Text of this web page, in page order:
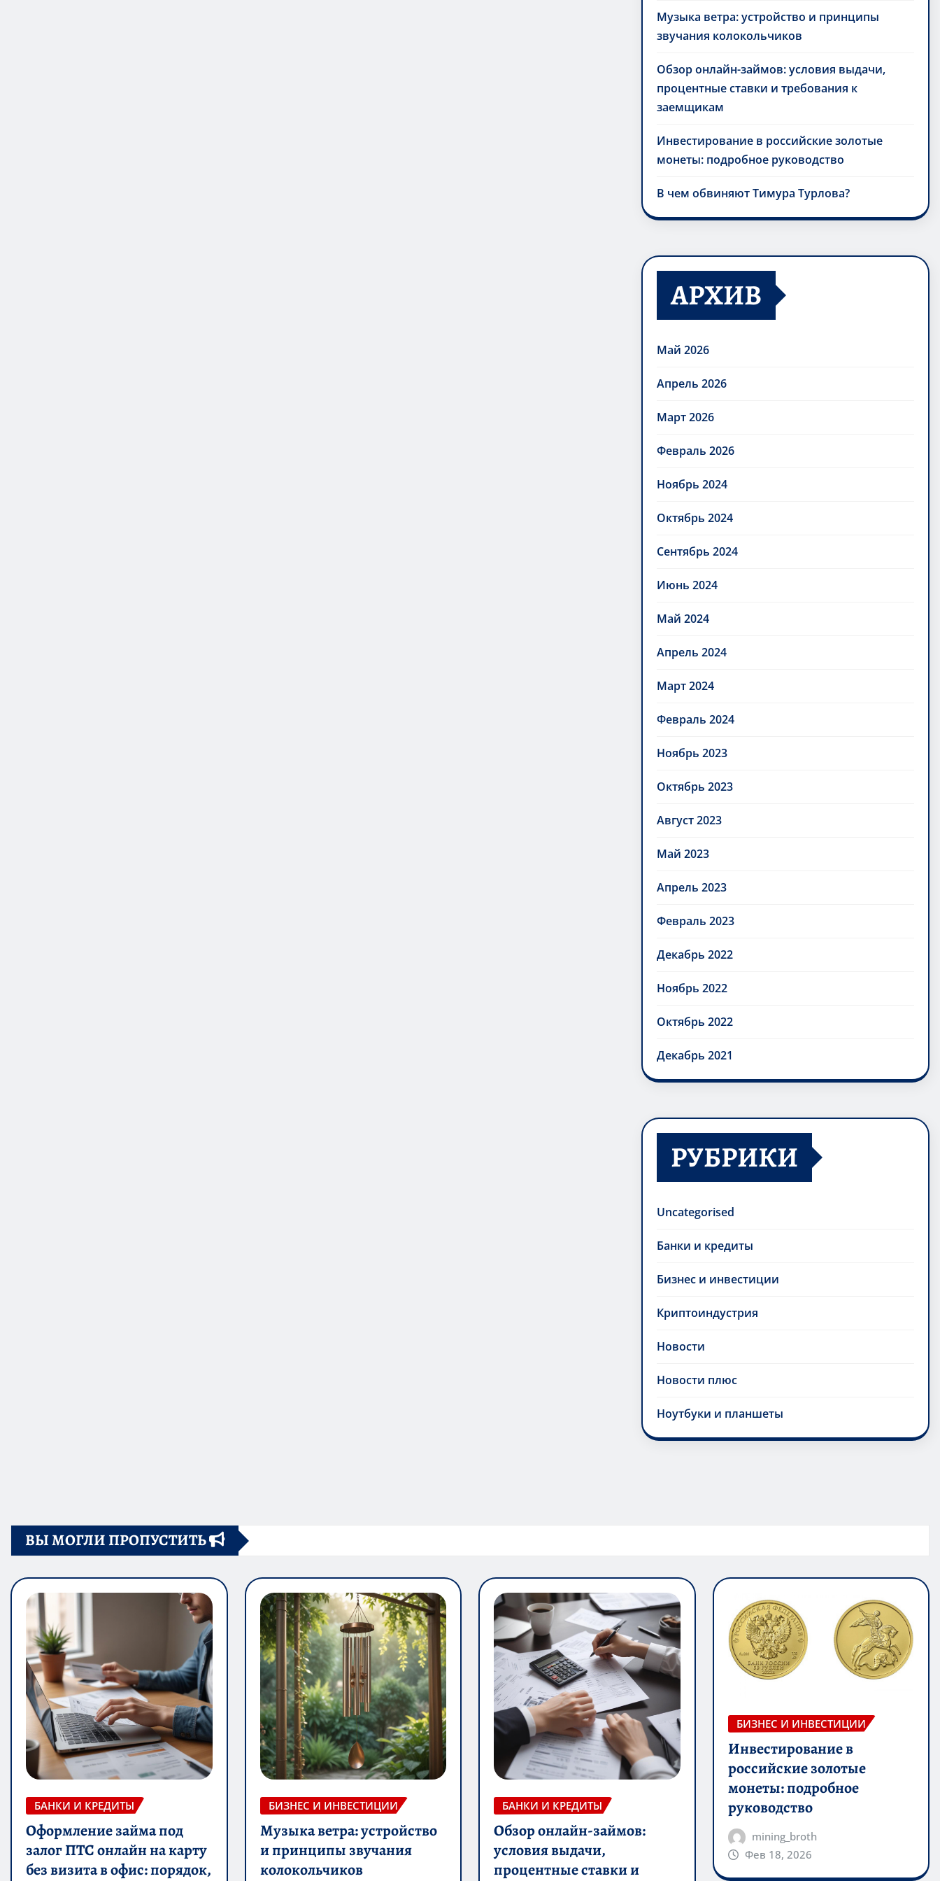
Музыка ветра: устройство и принципы
звучания колокольчиков
Обзор онлайн-займов: условия выдачи,
процентные ставки и требования к
заемщикам
Инвестирование в российские золотые
монеты: подробное руководство
В чем обвиняют Тимура Турлова?
АРХИВ
Май 2026
Апрель 2026
Март 2026
Февраль 2026
Ноябрь 2024
Октябрь 2024
Сентябрь 2024
Июнь 2024
Май 2024
Апрель 2024
Март 2024
Февраль 2024
Ноябрь 2023
Октябрь 2023
Август 2023
Май 2023
Апрель 2023
Февраль 2023
Декабрь 2022
Ноябрь 2022
Октябрь 2022
Декабрь 2021
РУБРИКИ
Uncategorised
Банки и кредиты
Бизнес и инвестиции
Криптоиндустрия
Новости
Новости плюс
Ноутбуки и планшеты
ВЫ МОГЛИ ПРОПУСТИТЬ
БАНКИ И КРЕДИТЫ
Оформление займа под
залог ПТС онлайн на карту
без визита в офис: порядок,
БИЗНЕС И ИНВЕСТИЦИИ
Музыка ветра: устройство
и принципы звучания
колокольчиков
БАНКИ И КРЕДИТЫ
Обзор онлайн-займов:
условия выдачи,
процентные ставки и
БИЗНЕС И ИНВЕСТИЦИИ
Инвестирование в
российские золотые
монеты: подробное
руководство
mining_broth
Фев 18, 2026